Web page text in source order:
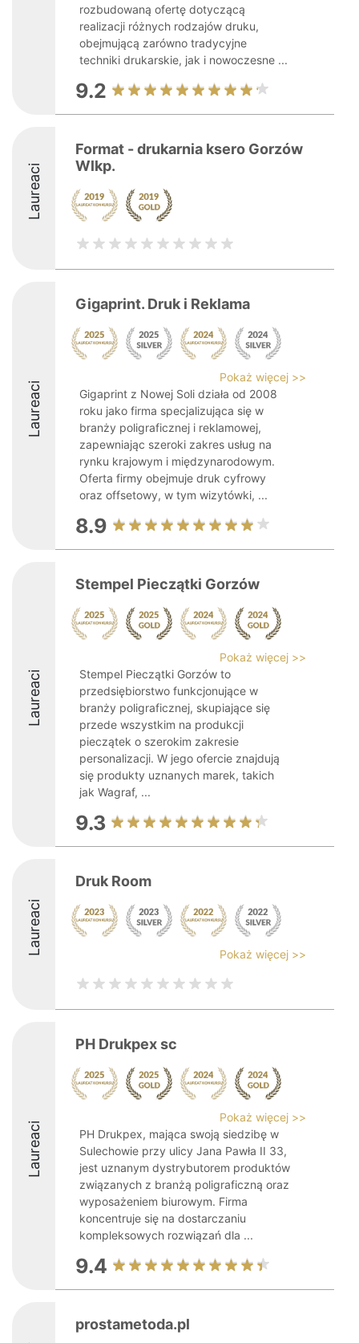
rozbudowaną ofertę dotyczącą
realizacji różnych rodzajów druku,
obejmującą zarówno tradycyjne
techniki drukarskie, jak i nowoczesne ...
9.2
Laureaci
Format - drukarnia ksero Gorzów
Wlkp.
Laureaci
Gigaprint. Druk i Reklama
Pokaż więcej >>
Gigaprint z Nowej Soli działa od 2008
roku jako firma specjalizująca się w
branży poligraficznej i reklamowej,
zapewniając szeroki zakres usług na
rynku krajowym i międzynarodowym.
Oferta firmy obejmuje druk cyfrowy
oraz offsetowy, w tym wizytówki, ...
8.9
Laureaci
Stempel Pieczątki Gorzów
Pokaż więcej >>
Stempel Pieczątki Gorzów to
przedsiębiorstwo funkcjonujące w
branży poligraficznej, skupiające się
przede wszystkim na produkcji
pieczątek o szerokim zakresie
personalizacji. W jego ofercie znajdują
się produkty uznanych marek, takich
jak Wagraf, ...
9.3
Laureaci
Druk Room
Pokaż więcej >>
Laureaci
PH Drukpex sc
Pokaż więcej >>
PH Drukpex, mająca swoją siedzibę w
Sulechowie przy ulicy Jana Pawła II 33,
jest uznanym dystrybutorem produktów
związanych z branżą poligraficzną oraz
wyposażeniem biurowym. Firma
koncentruje się na dostarczaniu
kompleksowych rozwiązań dla ...
9.4
prostametoda.pl